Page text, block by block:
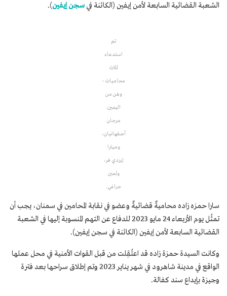
الشعبة القضائية السابعة لأمن إيفين (الكائنة في سجن إيفين).
تم
استدعاء
ثلاث
محاميات –
وهن من
اليمين:
مرجان
أصفهانيان،
وميترا
إيزدي فر،
وثمين
جراغي.
سارا حمزه زاده محاميةٌ قضائيةٌ وعضو في نقابة المحامين في سمنان، يجب أن
تمثُل يوم الأربعاء 24 مايو 2023 للدفاع عن التهم المنسوبة إليها في الشعبة
القضائية السابعة لأمن إيفين (الكائنة في سجن إيفين).
وكانت السيدة حمزة زاده قد اعتُقِلت من قبل القوات الأمنية في محل عملها
الواقع في مدينة شاهرود في شهر يناير 2023 وتم إطلاق سراحها بعد فترة
وجيزة بإيداع سند كفالة.